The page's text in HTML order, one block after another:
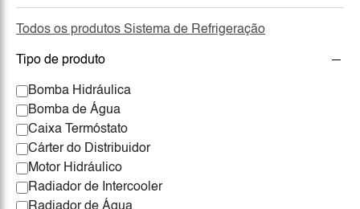
Todos os produtos Sistema de Refrigeração
Tipo de produto
Bomba Hidráulica
Bomba de Água
Caixa Termóstato
Cárter do Distribuidor
Motor Hidráulico
Radiador de Intercooler